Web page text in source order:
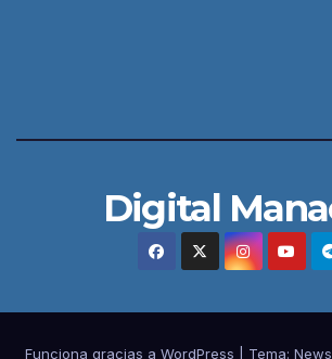
Digital
Funciona gracias a WordPress Tema: